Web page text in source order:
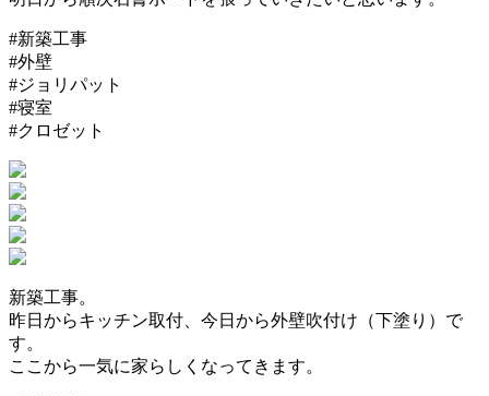
#新築工事
#外壁
#ジョリパット
#寝室
#クロゼット
新築工事。
昨日からキッチン取付、今日から外壁吹付け（下塗り）で
す。
ここから一気に家らしくなってきます。